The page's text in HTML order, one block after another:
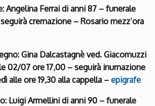
Angelina Ferrai di anni 87 – funerale
cremazione – Rosario mezz’ora
Gina Dalcastagnè ved. Giacomuzzi
02/07 ore 17,00 – seguirà inumazione
alle ore 19,30 alla cappella –epigrafe
Luigi Armellini di anni 90 – funerale